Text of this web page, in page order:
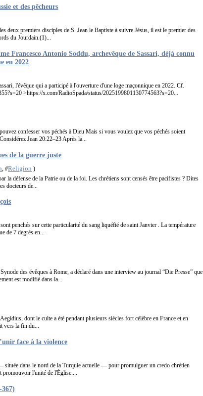
et des pêcheurs
deux premiers disciples de S. Jean le Baptiste à suivre Jésus, il est le premier des
du Jourdain.(1)...
Francesco Antonio Soddu, archevêque de Sassari, déjà connu
en 2022
l'évêque qui a participé à l'ouverture d'une loge maçonnique en 2022. Cf.
>https://x.com/RadioSpada/status/2025199801130774563?s=20...
confesser vos péchés à Dieu Mais si vous voulez que vos péchés soient
Jean 20:22–23 Après la...
de la guerre juste
, #Religion )
la défense de la Patrie ou de la foi. Les chrétiens sont censés être pacifistes ? Dites
docteurs de...
penchés sur cette particularité du sang liquéfié de saint Janvier . La température
de 7 degrés en...
des évêques à Rome, a déclaré dans une interview au journal “Die Presse” que
est modifié dans la...
dont le culte a été pendant plusieurs siècles fort célèbre en France et en
vers la fin du...
face à la violence
située dans le nord de la Turquie actuelle — pour promulguer un credo chrétien
promouvoir l'unité de l'Église....